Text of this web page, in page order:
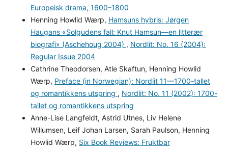
Europeisk drama, 1600–1800
Henning Howlid Wærp, Hamsuns hybris: Jørgen
Haugans «Solgudens fall: Knut Hamsun—en litterær
biografi» (Aschehoug 2004) , Nordlit: No. 16 (2004):
Regular Issue 2004
Cathrine Theodorsen, Atle Skaftun, Henning Howlid
Wærp, Preface (in Norwegian): Nordlit 11—1700-tallet
og romantikkens utspring , Nordlit: No. 11 (2002): 1700-
tallet og romantikkens utspring
Anne-Lise Langfeldt, Astrid Utnes, Liv Helene
Willumsen, Leif Johan Larsen, Sarah Paulson, Henning
Howlid Wærp, Six Book Reviews: Fruktbar